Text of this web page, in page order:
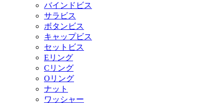
バインドビス
サラビス
ボタンビス
キャップビス
セットビス
Eリング
Cリング
Oリング
ナット
ワッシャー